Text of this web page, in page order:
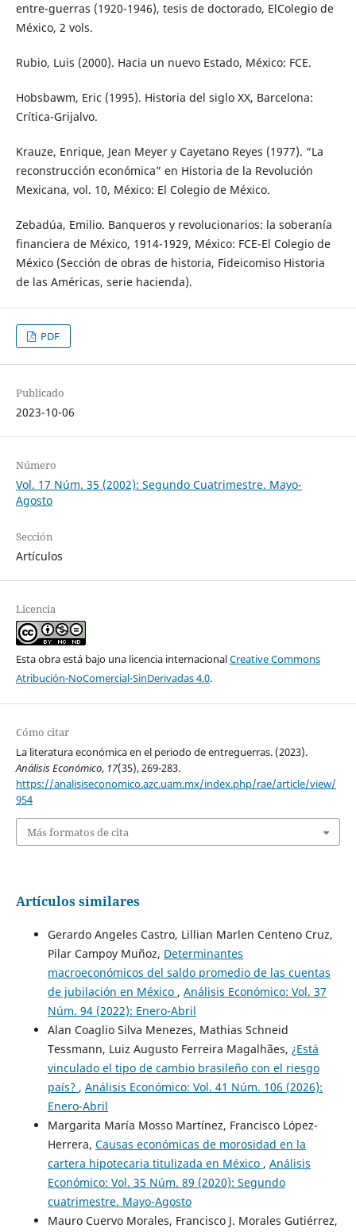
entre-guerras (1920-1946), tesis de doctorado, ElColegio de
México, 2 vols.
Rubio, Luis (2000). Hacia un nuevo Estado, México: FCE.
Hobsbawm, Eric (1995). Historia del siglo XX, Barcelona:
Crítica-Grijalvo.
Krauze, Enrique, Jean Meyer y Cayetano Reyes (1977). “La
reconstrucción económica” en Historia de la Revolución
Mexicana, vol. 10, México: El Colegio de México.
Zebadúa, Emilio. Banqueros y revolucionarios: la soberanía
financiera de México, 1914-1929, México: FCE-El Colegio de
México (Sección de obras de historia, Fideicomiso Historia
de las Américas, serie hacienda).
PDF
Publicado
2023-10-06
Número
Vol. 17 Núm. 35 (2002): Segundo Cuatrimestre. Mayo-
Agosto
Sección
Artículos
Licencia
Esta obra está bajo una licencia internacionalCreative Commons
Atribución-NoComercial-SinDerivadas 4.0.
Cómo citar
La literatura económica en el periodo de entreguerras. (2023).
Análisis Económico, 17(35), 269-283.
https://analisiseconomico.azc.uam.mx/index.php/rae/article/view/
954
Más formatos de cita
Artículos similares
Gerardo Angeles Castro, Lillian Marlen Centeno Cruz,
Pilar Campoy Muñoz, Determinantes
macroeconómicos del saldo promedio de las cuentas
de jubilación en México , Análisis Económico: Vol. 37
Núm. 94 (2022): Enero-Abril
Alan Coaglio Silva Menezes, Mathias Schneid
Tessmann, Luiz Augusto Ferreira Magalhães, ¿Está
vinculado el tipo de cambio brasileño con el riesgo
país? , Análisis Económico: Vol. 41 Núm. 106 (2026):
Enero-Abril
Margarita María Mosso Martínez, Francisco López-
Herrera, Causas económicas de morosidad en la
cartera hipotecaria titulizada en México , Análisis
Económico: Vol. 35 Núm. 89 (2020): Segundo
cuatrimestre. Mayo-Agosto
Mauro Cuervo Morales, Francisco J. Morales Gutiérrez,